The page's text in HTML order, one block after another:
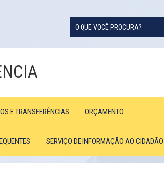
E TRANSFERÊNCIAS ORÇAMENTO
SERVIÇO DE INFORMAÇÃO AO CIDADÃO